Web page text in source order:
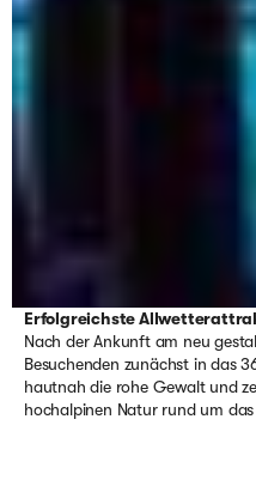
Erfolgreichste
Nach der Ankunft am neu
Besuchenden zunächst in das
hautnah die rohe Gewalt und
hochalpinen Natur rund um